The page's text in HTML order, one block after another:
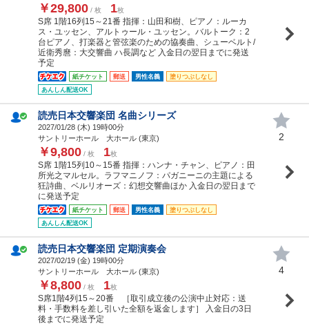
￥29,800 / 枚 1枚
S席 1階16列15～21番 指揮：山田和樹、ピアノ：ルーカ
ス・ユッセン、アルトゥール・ユッセン。バルトーク：2
台ピアノ、打楽器と管弦楽のための協奏曲、シューベルト/
近衛秀麿：大交響曲 ハ長調など 入金日の翌日までに発送
予定
紙チケット 郵送 男性名義
塗りつぶしなし
あんしん配送OK
読売日本交響楽団 名曲シリーズ
2027/01/28 (木) 19時00分
サントリーホール 大ホール (東京)
￥9,800 / 枚 1枚
S席 1階15列10～15番 指揮：ハンナ・チャン、ピアノ：田
所光之マルセル。ラフマニノフ：パガニーニの主題による
狂詩曲、ベルリオーズ：幻想交響曲ほか 入金日の翌日まで
に発送予定
紙チケット 郵送 男性名義
塗りつぶしなし
あんしん配送OK
2
読売日本交響楽団 定期演奏会
2027/02/19 (金) 19時00分
サントリーホール 大ホール (東京)
￥8,800 / 枚 1枚
S席1階4列15～20番 ［取引成立後の公演中止対応：送
料・手数料を差し引いた全額を返金します］ 入金日の3日
後までに発送予定
4